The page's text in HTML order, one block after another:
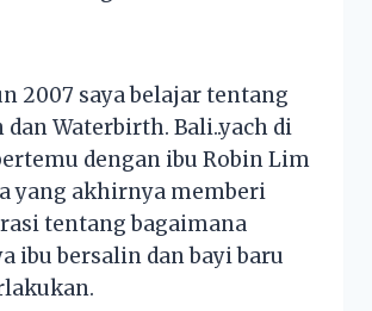
2007 saya belajar tentang
Waterbirth. Bali..yach di
dengan ibu Robin Lim
yang akhirnya memberi
tentang bagaimana
ibu bersalin dan bayi baru